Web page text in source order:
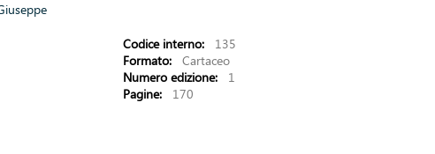
Codice interno:
135
Formato:
Cartaceo
Numero edizione:
1
Pagine: 170